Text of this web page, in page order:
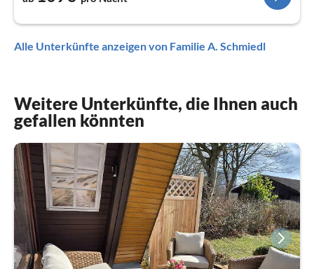
Alle Unterkünfte anzeigen von Familie A. Schmiedl
Weitere Unterkünfte, die Ihnen auch
gefallen könnten